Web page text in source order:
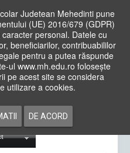
Judetean Mehedinti pune
(UE) 2016/679 (GDPR)
personal. Datele cu
beneficiarilor, contribuabililor
pentru a putea răspunde
ul www.mh.edu.ro folosește
pe acest site se considera
utilizare a cookies.
DE ACORD